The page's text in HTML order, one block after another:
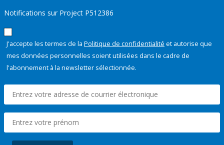
Notifications sur Project P512386
J'accepte les termes de la Politique de confidentialité et autorise que
mes données personnelles soient utilisées dans le cadre de
l'abonnement à la newsletter sélectionnée.